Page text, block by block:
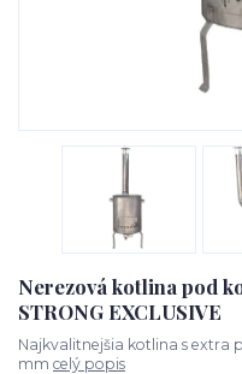
Nerezová kotlina pod
STRONG EXCLUSIVE
Najkvalitnejšia kotlina s extra
mm celý popis